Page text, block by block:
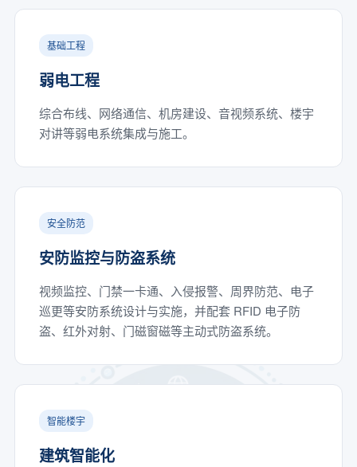
基础工程
弱电工程
综合布线、网络通信、机房建设、音视频系统、楼宇
对讲等弱电系统集成与施工。
安全防范
安防监控与防盗系统
视频监控、门禁一卡通、入侵报警、周界防范、电子
巡更等安防系统设计与实施，并配套 RFID 电子防
盗、红外对射、门磁窗磁等主动式防盗系统。
智能楼宇
建筑智能化